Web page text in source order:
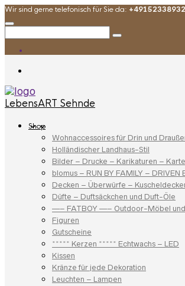
Wir sind gerne telefonisch für Sie da:
LebensART Sehnde
Shop
Wohnaccessoires für Drin und
Holländischer Landhaus-Stil
Bilder – Drucke – Karikaturen –
blomus – RUN BY FAMILY – DRIVEN
Decken – Überwürfe –
Düfte – Duftsäckchen und Duft-Öle
—– FATBOY —– Outdoor-Möbel
Figuren
Gutscheine
***** Kerzen ***** Echtwachs – LED
Kissen
Kränze für jede Dekoration
Leuchten – Lampen